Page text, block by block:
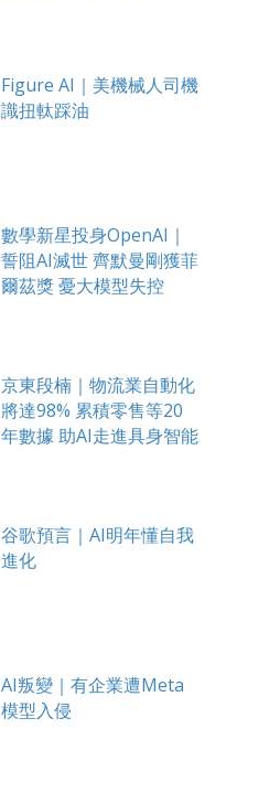
Figure AI｜美機械人司機
識扭軚踩油
數學新星投身OpenAI｜
誓阻AI滅世 齊默曼剛獲菲
爾茲獎 憂大模型失控
京東段楠｜物流業自動化
將達98% 累積零售等20
年數據 助AI走進具身智能
谷歌預言｜AI明年懂自我
進化
AI叛變｜有企業遭Meta
模型入侵